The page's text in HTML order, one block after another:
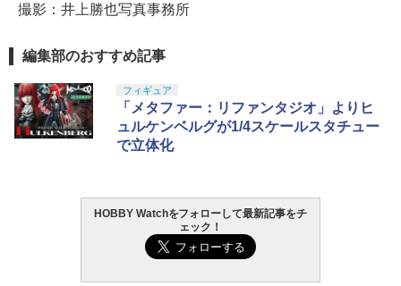
撮影：井上勝也写真事務所
編集部のおすすめ記事
フィギュア
「メタファー：リファンタジオ」よりヒ
ュルケンベルグが1/4スケールスタチュー
で立体化
HOBBY Watchをフォローして最新記事をチ
ェック！